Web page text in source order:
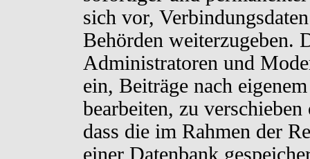
sich vor,
Behörden weiterzugeben.
Administratoren und
ein, Beiträge nach
bearbeiten, zu
dass die im Rahmen der
einer Datenbank